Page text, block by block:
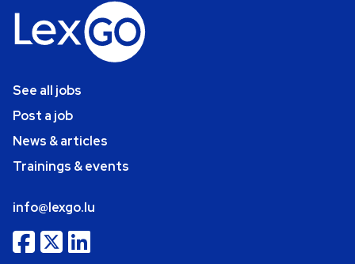
See all jobs
Post a job
News & articles
Trainings & events
info@lexgo.lu